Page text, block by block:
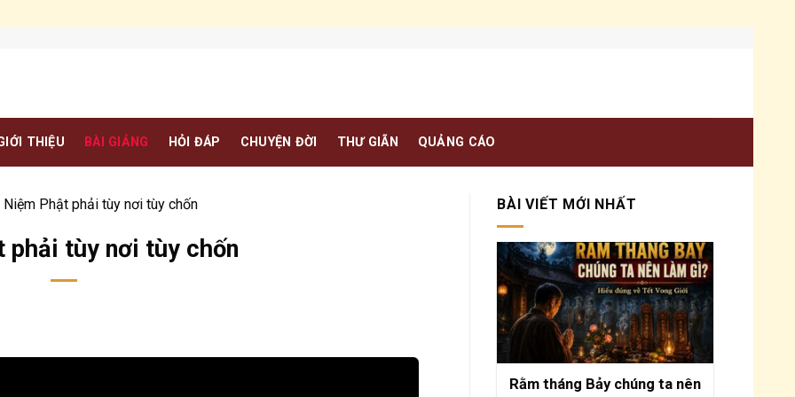
THIỆU BÀI GIẢNG HỎI ĐÁP CHUYỆN ĐỜI THƯ GIÃN QUẢNG CÁO
Niệm Phật phải tùy nơi tùy chốn
phải tùy nơi tùy chốn
BÀI VIẾT MỚI NHẤT
Rằm tháng Bảy chúng ta nên